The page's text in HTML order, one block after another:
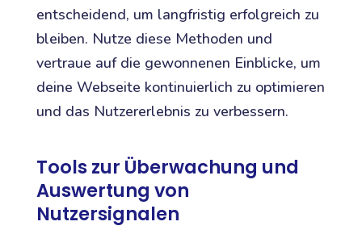
entscheidend, um langfristig erfolgreich zu
bleiben. Nutze diese Methoden und
vertraue auf die gewonnenen Einblicke, um
deine Webseite kontinuierlich zu optimieren
und das Nutzererlebnis zu verbessern.
Tools zur Überwachung und
Auswertung von
Nutzersignalen